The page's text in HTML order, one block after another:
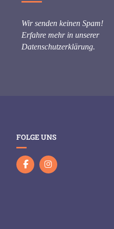
Wir senden keinen Spam!
Erfahre mehr in unserer
Datenschutzerklärung.
FOLGE UNS